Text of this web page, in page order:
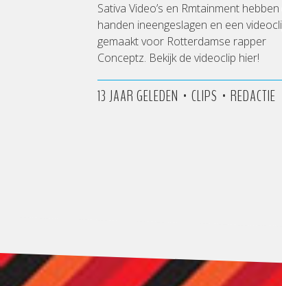
Sativa Video’s en Rmtainment hebben
handen ineengeslagen en een
gemaakt voor Rotterdamse rapper
Conceptz. Bekijk de videoclip hier!
13 JAAR GELEDEN • CLIPS • REDACTIE